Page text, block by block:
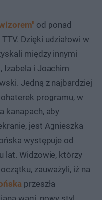
od ponad
Dzięki udziałowi w
między innymi
Izabela i Joachim
Jedną z najbardziej
programu, w
kanapach, aby
jest Agnieszka
występuje od
lat. Widzowie, którzy
zauważyli, iż na
przeszła
wagi, nowy styl